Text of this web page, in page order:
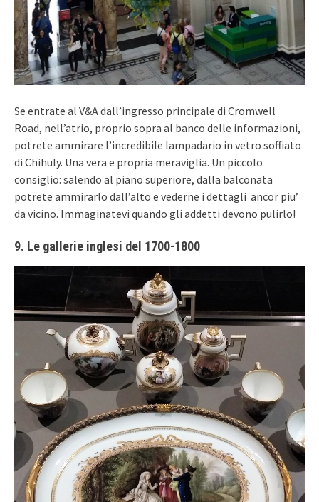
Se entrate al V&A dall’ingresso principale di Cromwell
Road, nell’atrio, proprio sopra al banco delle informazioni,
potrete ammirare l’incredibile lampadario in vetro soffiato
di Chihuly. Una vera e propria meraviglia. Un piccolo
consiglio: salendo al piano superiore, dalla balconata
potrete ammirarlo dall’alto e vederne i dettagli ancor piu’
da vicino. Immaginatevi quando gli addetti devono pulirlo!
9. Le gallerie inglesi del 1700-1800